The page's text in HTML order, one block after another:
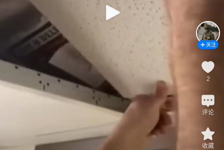
关注
2
评论
收藏